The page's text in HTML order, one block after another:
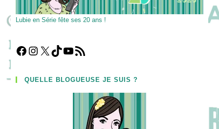
Lubie en Série fête ses 20 ans !
Facebook
Instagram
X TikTokYouTube
Flux RSS
QUELLE BLOGUEUSE JE SUIS ?